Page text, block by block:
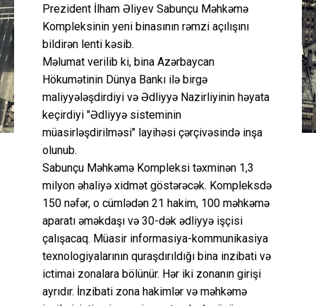
Prezident İlham Əliyev Sabunçu Məhkəmə
Kompleksinin yeni binasının rəmzi açılışını
bildirən lenti kəsib.
Məlumat verilib ki, bina Azərbaycan
Hökumətinin Dünya Bankı ilə birgə
maliyyələşdirdiyi və Ədliyyə Nazirliyinin həyata
keçirdiyi "Ədliyyə sisteminin
müasirləşdirilməsi" layihəsi çərçivəsində inşa
olunub.
Sabunçu Məhkəmə Kompleksi təxminən 1,3
milyon əhaliyə xidmət göstərəcək. Kompleksdə
150 nəfər, o cümlədən 21 hakim, 100 məhkəmə
aparatı əməkdaşı və 30-dək ədliyyə işçisi
çalışacaq. Müasir informasiya-kommunikasiya
texnologiyalarının quraşdırıldığı bina inzibati və
ictimai zonalara bölünür. Hər iki zonanın girişi
ayrıdır. İnzibati zona hakimlər və məhkəmə